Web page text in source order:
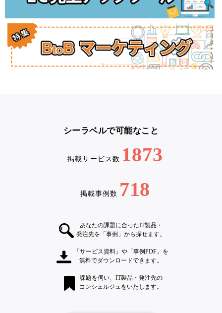
シーラベルで可能なこと
掲載サービス数 1873
掲載事例数 718
あなたの課題に合ったIT製品・
発注先を「事例」から探せます。
「サービス資料」や「事例PDF」を
無料でダウンロードできます。
課題を伺い、IT製品・発注先の
コンシェルジュをいたします。